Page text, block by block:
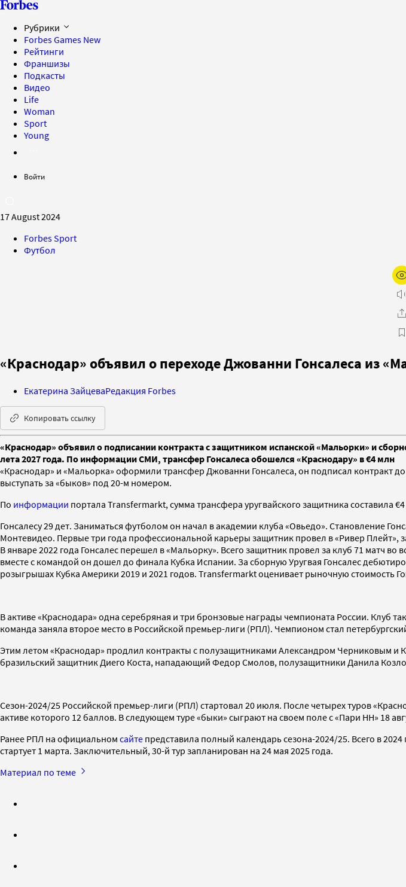
Рубрики
Forbes Games New
Рейтинги
Франшизы
Подкасты
Видео
Life
Woman
Sport
Young
Войти
17 August 2024
Forbes Sport
Футбол
«Краснодар» объявил о переходе Джованни Гонсалеса из
Екатерина ЗайцеваРедакция Forbes
Копировать ссылку
«Краснодар» объявил о подписании контракта с защитником испанской «Мальорки» и
лета 2027 года. По информации СМИ, трансфер Гонсалеса обошелся «Краснодару» в €4 млн
«Краснодар» и «Мальорка» оформили трансфер Джованни Гонсалеса, он подписал контракт
выступать за «быков» под 20-м номером.
По информации портала Transfermarkt, сумма трансфера уругвайского защитника составила
Гонсалесу 29 дет. Заниматься футболом он начал в академии клуба «Овьедо». Становление
Монтевидео. Первые три года профессиональной карьеры защитник провел в «Ривер Плейт»,
В январе 2022 года Гонсалес перешел в «Мальорку». Всего защитник провел за клуб 71 матч
вместе с командой он дошел до финала Кубка Испании. За сборную Уругвая Гонсалес
розыгрышах Кубка Америки 2019 и 2021 годов. Transfermarkt оценивает рыночную стоимость
В активе «Краснодара» одна серебряная и три бронзовые награды чемпионата России. Клуб
команда заняла второе место в Российской премьер-лиги (РПЛ). Чемпионом стал
Этим летом «Краснодар» продлил контракты с полузащитниками Александром Черниковым
бразильский защитник Диего Коста, нападающий Федор Смолов, полузащитники Данила
Сезон-2024/25 Российской премьер-лиги (РПЛ) стартовал 20 июля. После четырех туров
активе которого 12 баллов. В следующем туре «быки» сыграют на своем поле с «Пари НН» 18
Ранее РПЛ на официальном сайте представила полный календарь сезона-2024/25. Всего в
стартует 1 марта. Заключительный, 30-й тур запланирован на 24 мая 2025 года.
Материал по теме